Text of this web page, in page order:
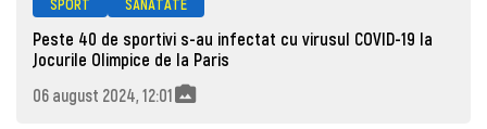
Peste 40 de sportivi s-au infectat cu virusul COVID-19 la
Jocurile Olimpice de la Paris
06 august 2024, 12:01